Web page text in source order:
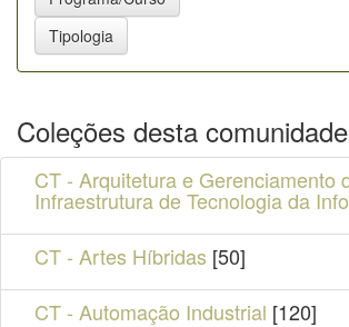
Coleções desta comunidade
CT - Arquitetura e Gerenciamento
Infraestrutura de Tecnologia da
CT - Artes Híbridas [50]
CT - Automação Industrial [120]